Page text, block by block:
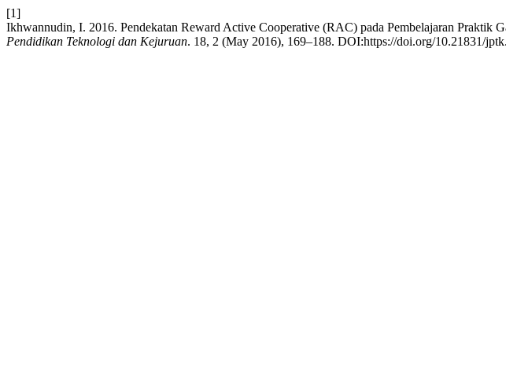
[1]
Ikhwannudin, I. 2016. Pendekatan Reward Active Cooperative (RAC) pada Pembelajaran Praktik
Pendidikan Teknologi dan Kejuruan. 18, 2 (May 2016), 169–188. DOI:https://doi.org/10.21831/